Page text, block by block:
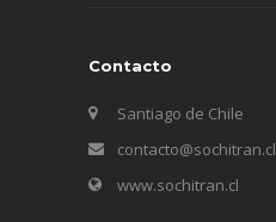
Contacto
Santiago de Chile
contacto@sochitran.cl
www.sochitran.cl